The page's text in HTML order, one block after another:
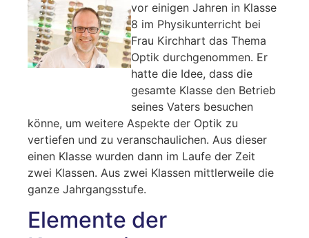
vor einigen Jahren in Klasse
8 im Physikunterricht bei
Frau Kirchhart das Thema
Optik durchgenommen. Er
hatte die Idee, dass die
gesamte Klasse den Betrieb
seines Vaters besuchen
könne, um weitere Aspekte der Optik zu
vertiefen und zu veranschaulichen. Aus dieser
einen Klasse wurden dann im Laufe der Zeit
zwei Klassen. Aus zwei Klassen mittlerweile die
ganze Jahrgangsstufe.
Elemente der